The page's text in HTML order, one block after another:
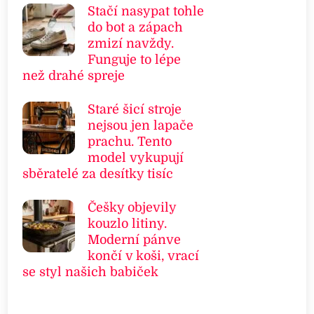
Stačí nasypat tohle
do bot a zápach
zmizí navždy.
Funguje to lépe
než drahé spreje
Staré šicí stroje
nejsou jen lapače
prachu. Tento
model vykupují
sběratelé za desítky tisíc
Češky objevily
kouzlo litiny.
Moderní pánve
končí v koši, vrací
se styl našich babiček